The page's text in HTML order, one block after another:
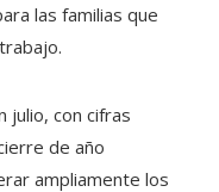
las familias que
julio, con cifras
de año
ampliamente los